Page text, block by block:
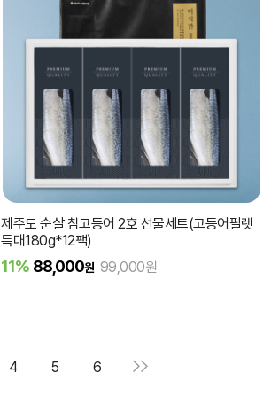
제주도 순살 참고등어 2호 선물세트(고등어필렛
특대180g*12팩)
11% 88,000원 99,000원
4 5 6